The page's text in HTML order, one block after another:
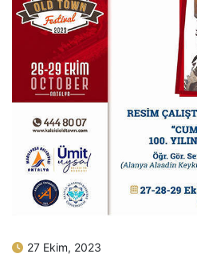
27 Ekim, 2023